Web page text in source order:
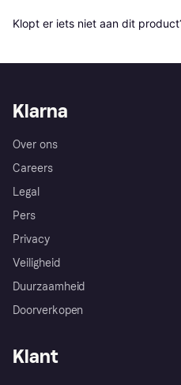
Klopt er iets niet aan dit
Klarna
Over ons
Careers
Legal
Pers
Privacy
Veiligheid
Duurzaamheid
Doorverkopen
Klant